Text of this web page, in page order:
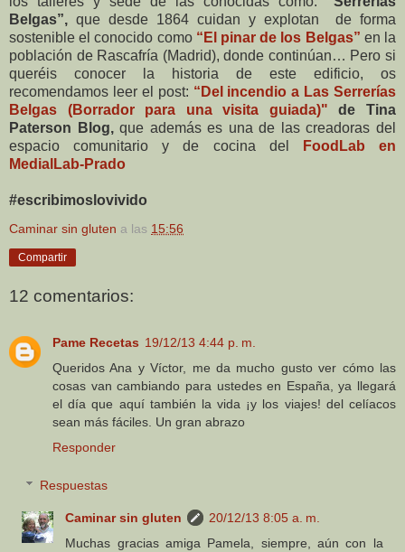
Belgas”, que desde 1864 cuidan y explotan de forma
sostenible el conocido como “El pinar de los Belgas” en la
población de Rascafría (Madrid), donde continúan… Pero si
queréis conocer la historia de este edificio, os
recomendamos leer el post: “Del incendio a Las Serrerías
Belgas (Borrador para una visita guiada)"de Tina
Paterson Blog,que además es una de las creadoras del
espacio comunitario y de cocina del
FoodLab en
MedialLab-Prado
#escribimoslovivido
Caminar sin gluten a las 15:56
Compartir
12 comentarios:
Pame Recetas 19/12/13 4:44 p. m.
Queridos Ana y Víctor, me da mucho gusto ver cómo las
cosas van cambiando para ustedes en España, ya llegará
el día que aquí también la vida ¡y los viajes! del celíacos
sean más fáciles. Un gran abrazo
Responder
Respuestas
Caminar sin gluten
20/12/13 8:05 a. m.
Muchas gracias amiga Pamela, siempre, aún con la